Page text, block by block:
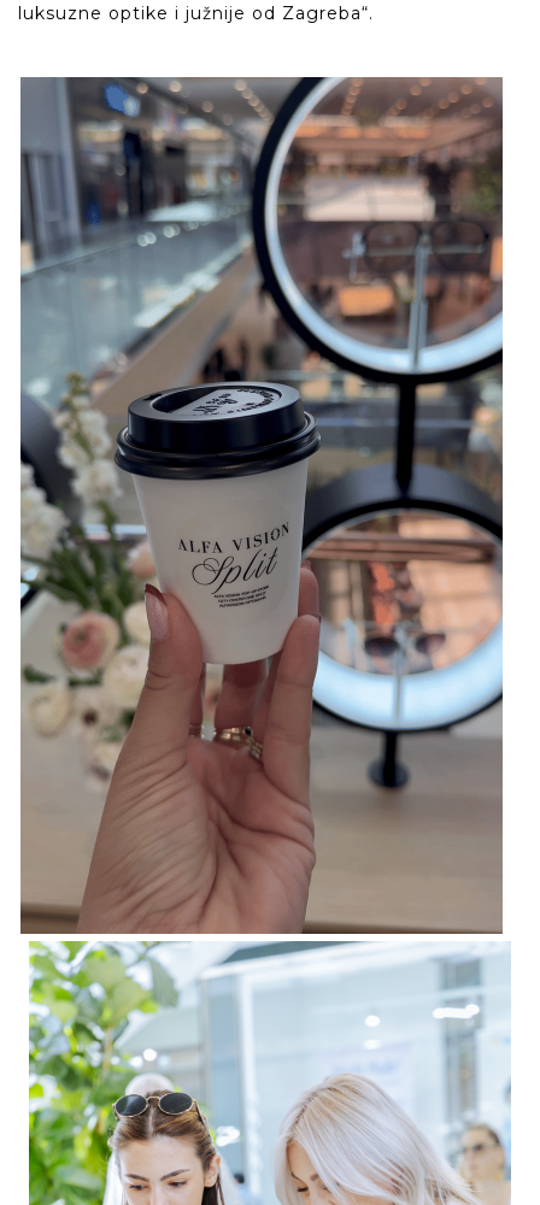
luksuzne optike i južnije od Zagreba“.